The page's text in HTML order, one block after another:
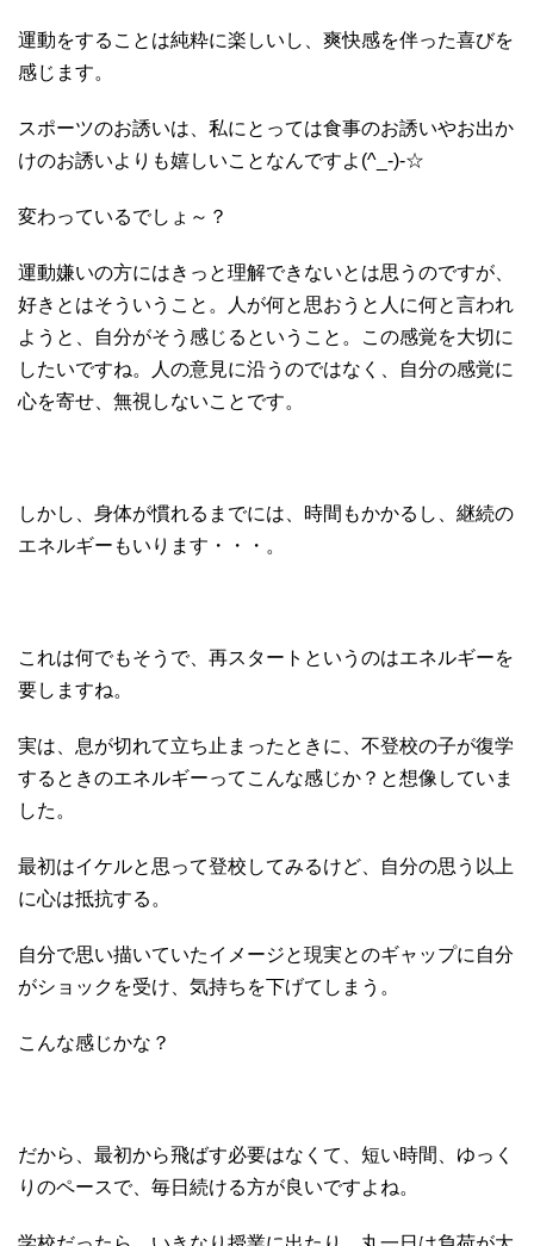
運動をすることは純粋に楽しいし、爽快感を伴った喜びを
感じます。
スポーツのお誘いは、私にとっては食事のお誘いやお出か
けのお誘いよりも嬉しいことなんですよ(^_-)-☆
変わっているでしょ～？
運動嫌いの方にはきっと理解できないとは思うのですが、
好きとはそういうこと。人が何と思おうと人に何と言われ
ようと、自分がそう感じるということ。この感覚を大切に
したいですね。人の意見に沿うのではなく、自分の感覚に
心を寄せ、無視しないことです。
しかし、身体が慣れるまでには、時間もかかるし、継続の
エネルギーもいります・・・。
これは何でもそうで、再スタートというのはエネルギーを
要しますね。
実は、息が切れて立ち止まったときに、不登校の子が復学
するときのエネルギーってこんな感じか？と想像していま
した。
最初はイケルと思って登校してみるけど、自分の思う以上
に心は抵抗する。
自分で思い描いていたイメージと現実とのギャップに自分
がショックを受け、気持ちを下げてしまう。
こんな感じかな？
だから、最初から飛ばす必要はなくて、短い時間、ゆっく
りのペースで、毎日続ける方が良いですよね。